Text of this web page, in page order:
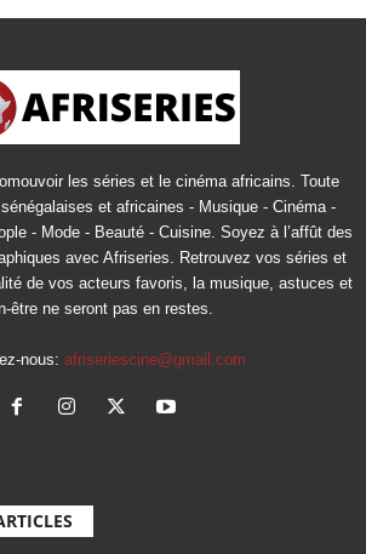
les séries et le cinéma africains. Toute
et africaines - Musique - Cinéma -
- Mode - Beauté - Cuisine. Soyez à l’affût des
avec Afriseries. Retrouvez vos séries et
de vos acteurs favoris, la musique, astuces et
être ne seront pas en restes.
nous: afriseriescine@gmail.com